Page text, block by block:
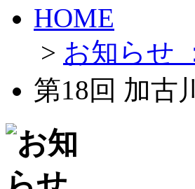
HOME
> お知らせ
第18回 加古